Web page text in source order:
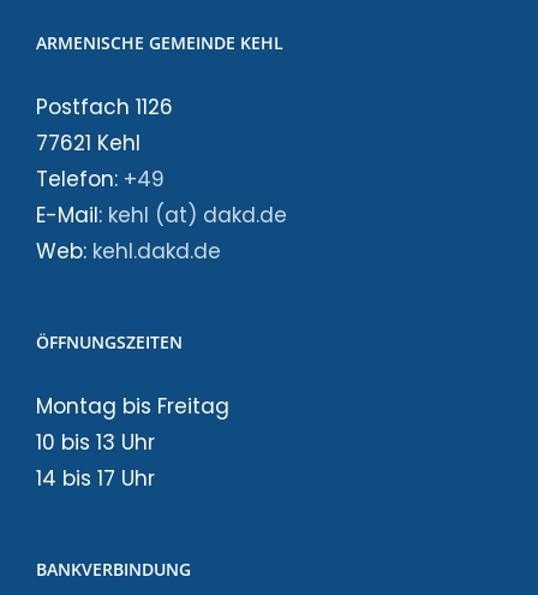
ARMENISCHE GEMEINDE KEHL
Postfach 1126
77621 Kehl
Telefon: +49
E-Mail: kehl (at) dakd.de
Web: kehl.dakd.de
ÖFFNUNGSZEITEN
Montag bis Freitag
10 bis 13 Uhr
14 bis 17 Uhr
BANKVERBINDUNG